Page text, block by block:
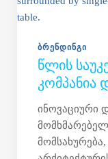
ᲑᲠᲔᲜᲓᲘᲜᲒᲘ
ᲬᲚᲘᲡ
ᲙᲝᲛᲞᲐᲜᲘᲐ
ინოვაციური